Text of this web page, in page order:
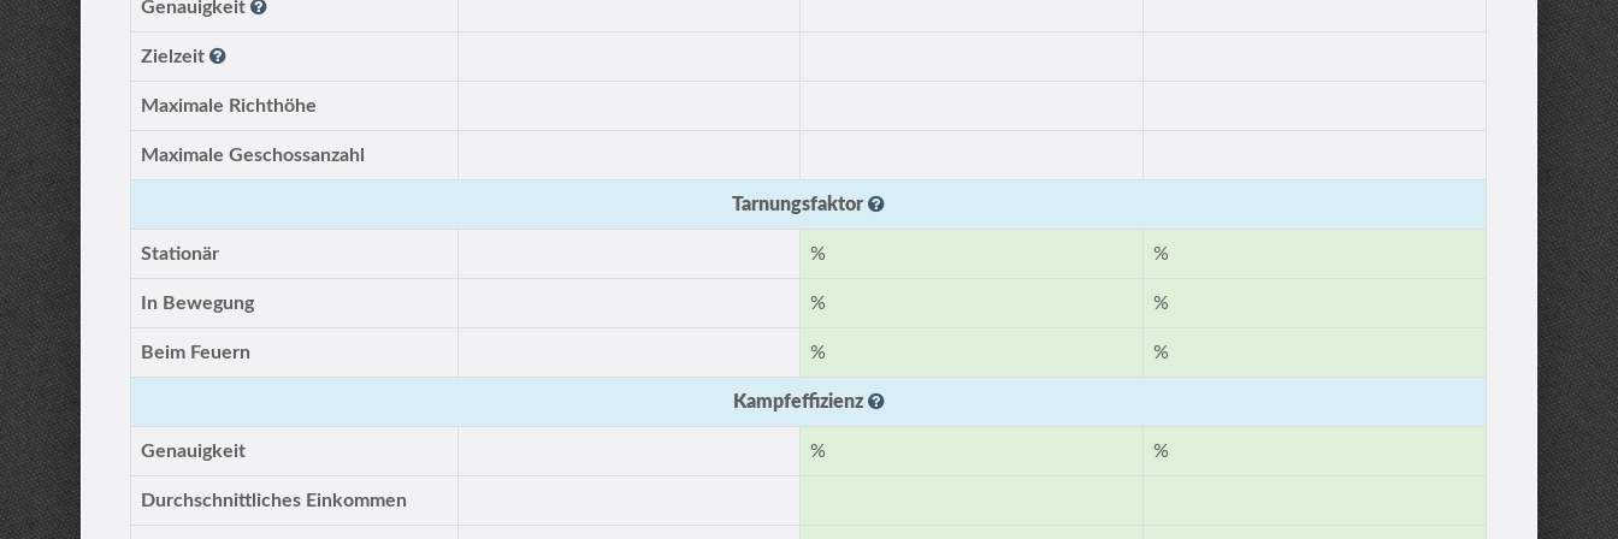
Genauigkeit
Zielzeit
Maximale Richthöhe
Maximale Geschossanzahl
Tarnungsfaktor
Stationär % %
In Bewegung % %
Beim Feuern % %
Kampfeffizienz
Genauigkeit % %
Durchschnittliches Einkommen